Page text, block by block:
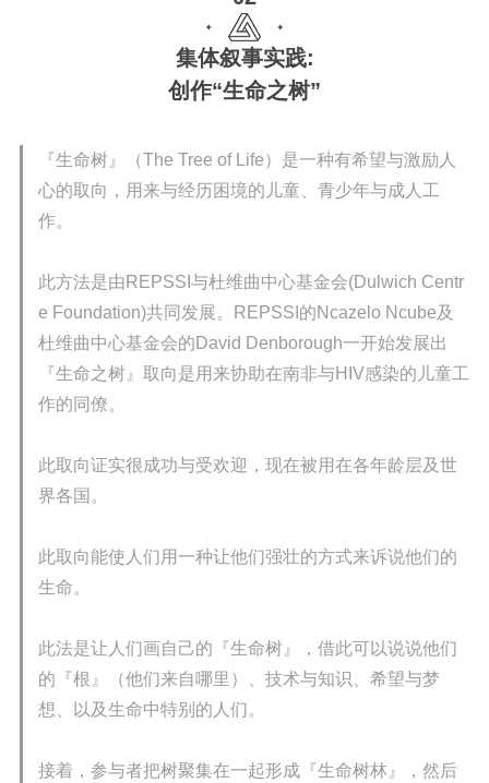
集体叙事实践:
创作“生命之树”
『生命树』（The Tree of Life）是一种有希望与激励人
心的取向，用来与经历困境的儿童、青少年与成人工
作。
此方法是由REPSSI与杜维曲中心基金会(Dulwich Centr
e Foundation)共同发展。
REPSSI的Ncazelo Ncube及
杜维曲中心基金会的David Denborough一开始发展出
『生命之树』取向是用来协助在南非与HIV感染的儿童工
作的同僚。
此取向证实很成功与受欢迎，现在被用在各年龄层及世
界各国。
此取向能使人们用一种让他们强壮的方式来诉说他们的
生命。
此法是让人们画自己的『生命树』，借此可以说说他们
的『根』（他们来自哪里）、技术与知识、希望与梦
想、以及生命中特别的人们。
接着，参与者把树聚集在一起形成『生命树林』，然后